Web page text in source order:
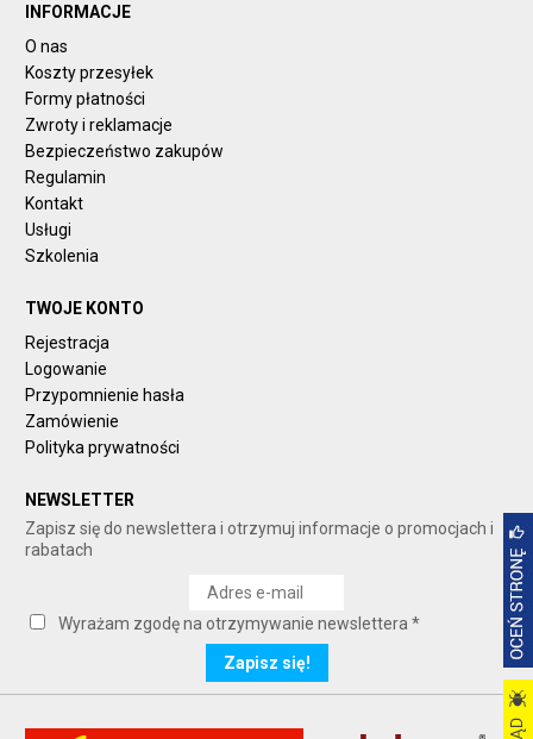
INFORMACJE
O nas
Koszty przesyłek
Formy płatności
Zwroty i reklamacje
Bezpieczeństwo zakupów
Regulamin
Kontakt
Usługi
Szkolenia
TWOJE KONTO
Rejestracja
Logowanie
Przypomnienie hasła
Zamówienie
Polityka prywatności
NEWSLETTER
Zapisz się do newslettera i otrzymuj informacje o promocjach i
rabatach
Wyrażam zgodę na otrzymywanie newslettera *